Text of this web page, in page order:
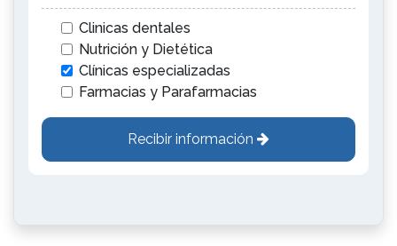
Clinicas dentales
Nutrición y Dietética
Clínicas especializadas
Farmacias y Parafarmacias
Recibir información